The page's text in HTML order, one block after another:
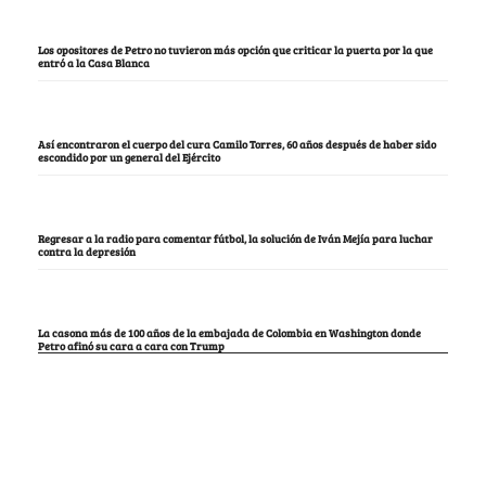
Los opositores de Petro no tuvieron más opción que criticar la puerta por la que
entró a la Casa Blanca
Así encontraron el cuerpo del cura Camilo Torres, 60 años después de haber sido
escondido por un general del Ejército
Regresar a la radio para comentar fútbol, la solución de Iván Mejía para luchar
contra la depresión
La casona más de 100 años de la embajada de Colombia en Washington donde
Petro afinó su cara a cara con Trump